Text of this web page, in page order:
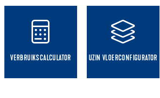
VERBRUIKSCALCULATOR UZIN VLOERCONFIGURATOR